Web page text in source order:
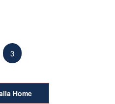
3
Home